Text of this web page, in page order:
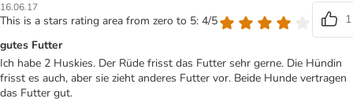
16.06.17
This is a stars rating area from zero to 5: 4/5
1
gutes Futter
Ich habe 2 Huskies. Der Rüde frisst das Futter sehr gerne. Die Hündin
frisst es auch, aber sie zieht anderes Futter vor. Beide Hunde vertragen
das Futter gut.